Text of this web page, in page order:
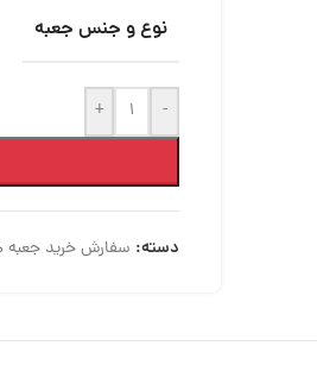
نوع و جنس جعبه
-
+
دسته: سفارش خرید جعبه